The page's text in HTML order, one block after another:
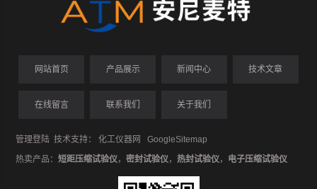
网站首页 产品展示 新闻中心 技术文章
在线留言 联系我们 关于我们
管理登陆 技术支持：化工仪器网
GoogleSitemap
热卖产品：短距压缩试验仪，密封试验仪，热封试验仪， 电子压缩试验仪